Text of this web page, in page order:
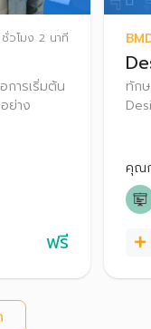
ชั่วโมง 2 นาที
การเริ่มต้น
ย่าง
ฟรี
ทัก
คุณ